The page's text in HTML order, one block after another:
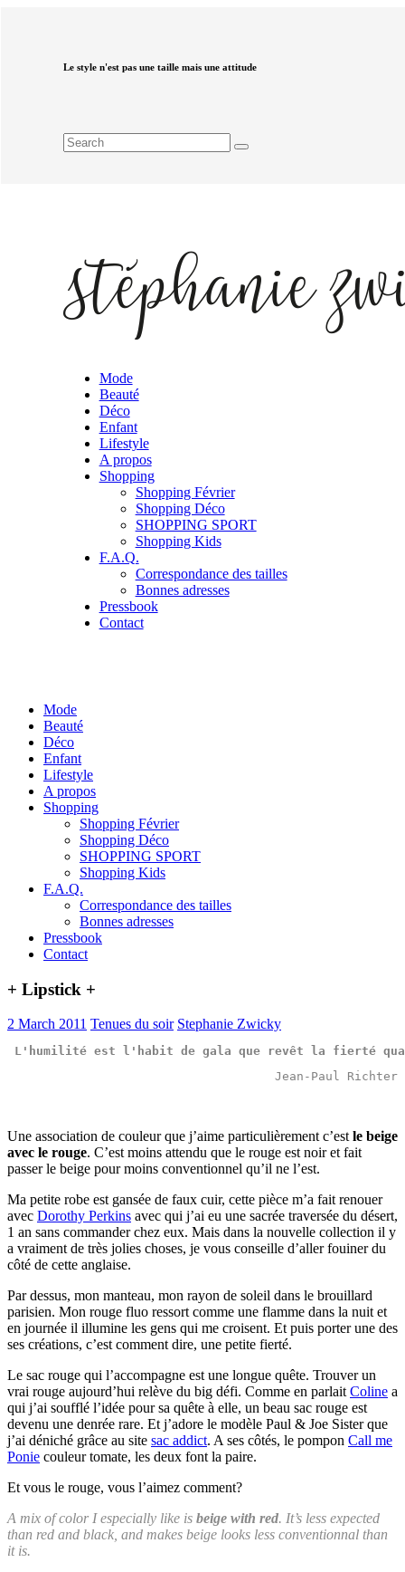
Le style n'est pas une taille mais une attitude
Mode
Beauté
Déco
Enfant
Lifestyle
A propos
Shopping
Shopping Février
Shopping Déco
SHOPPING SPORT
Shopping Kids
F.A.Q.
Correspondance des tailles
Bonnes adresses
Pressbook
Contact
Mode
Beauté
Déco
Enfant
Lifestyle
A propos
Shopping
Shopping Février
Shopping Déco
SHOPPING SPORT
Shopping Kids
F.A.Q.
Correspondance des tailles
Bonnes adresses
Pressbook
Contact
+ Lipstick +
2 March 2011 Tenues du soir Stephanie Zwicky
L' humilité est l' habit de gala que revêt la fierté
Jean-Paul Richter
Une association de couleur que j’aime particulièrement c’est le beige
avec le rouge. C’est moins attendu que le rouge est noir et fait
passer le beige pour moins conventionnel qu’il ne l’est.
Ma petite robe est gansée de faux cuir, cette pièce m’a fait renouer
avec Dorothy Perkins avec qui j’ai eu une sacrée traversée du désert,
1 an sans commander chez eux. Mais dans la nouvelle collection il y
a vraiment de très jolies choses, je vous conseille d’aller fouiner du
côté de cette anglaise.
Par dessus, mon manteau, mon rayon de soleil dans le brouillard
parisien. Mon rouge fluo ressort comme une flamme dans la nuit et
en journée il illumine les gens qui me croisent. Et puis porter une des
ses créations, c’est comment dire, une petite fierté.
Le sac rouge qui l’accompagne est une longue quête. Trouver un
vrai rouge aujourd’hui relève du big défi. Comme en parlait Coline a
qui j’ai soufflé l’idée pour sa quête à elle, un beau sac rouge est
devenu une denrée rare. Et j’adore le modèle Paul & Joe Sister que
j’ai déniché grâce au site sac addict. A ses côtés, le pompon Call me
Ponie couleur tomate, les deux font la paire.
Et vous le rouge, vous l’aimez comment?
A mix of color I especially like is beige with red. It’s less expected
than red and black, and makes beige looks less conventionnal than
it is.